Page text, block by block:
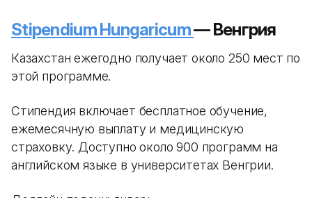
Stipendium Hungaricum— Венгрия
Казахстан ежегодно получает около 250 мест по
этой программе.
Стипендия включает бесплатное обучение,
ежемесячную выплату и медицинскую
страховку. Доступно около 900 программ на
английском языке в университетах Венгрии.